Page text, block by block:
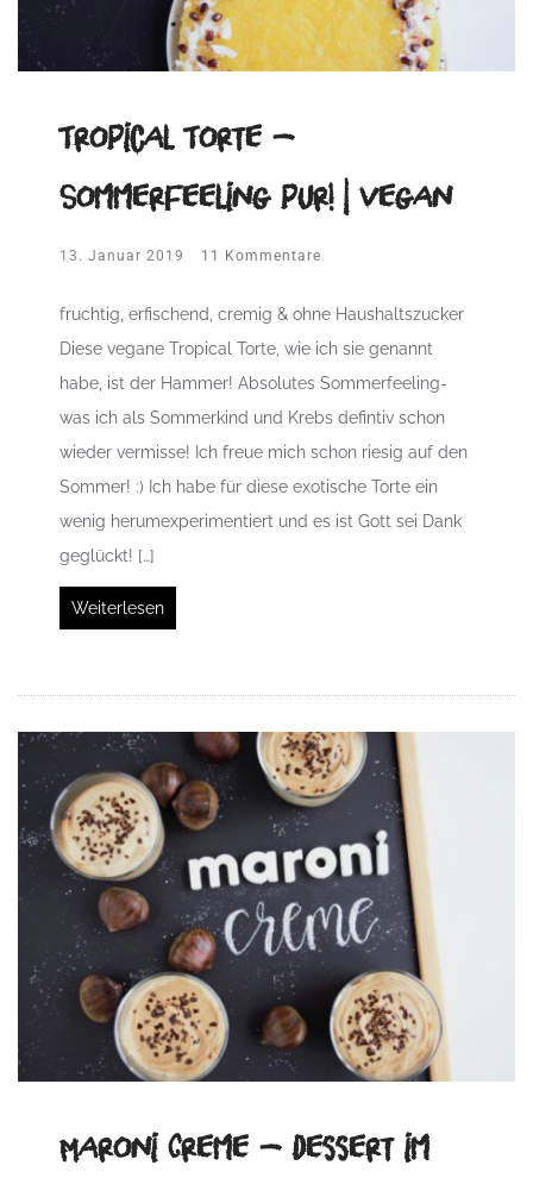
Tropical Torte –
Sommerfeeling pur! | vegan
13. Januar 2019 11 Kommentare
fruchtig, erfischend, cremig & ohne Haushaltszucker
Diese vegane Tropical Torte, wie ich sie genannt
habe, ist der Hammer! Absolutes Sommerfeeling-
was ich als Sommerkind und Krebs defintiv schon
wieder vermisse! Ich freue mich schon riesig auf den
Sommer! :) Ich habe für diese exotische Torte ein
wenig herumexperimentiert und es ist Gott sei Dank
geglückt! […]
Weiterlesen
Maroni Creme – Dessert im